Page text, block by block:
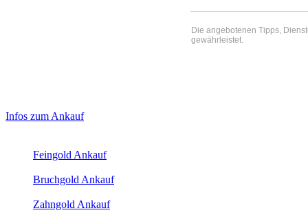
Die angebotenen Tipps,
gewährleistet.
Sidebar
Infos zum Ankauf
Feingold Ankauf
Bruchgold Ankauf
Zahngold Ankauf